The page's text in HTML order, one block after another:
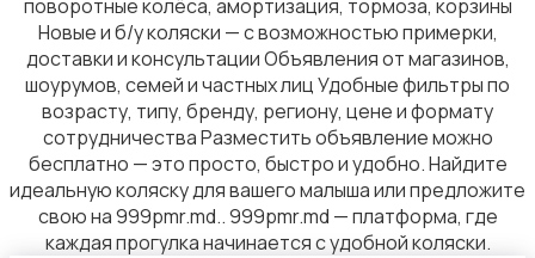
поворотные колёса, амортизация, тормоза, корзины
Новые и б/у коляски — с возможностью примерки,
доставки и консультации Объявления от магазинов,
шоурумов, семей и частных лиц Удобные фильтры по
возрасту, типу, бренду, региону, цене и формату
сотрудничества Разместить объявление можно
бесплатно — это просто, быстро и удобно. Найдите
идеальную коляску для вашего малыша или предложите
свою на 999pmr.md.. 999pmr.md — платформа, где
каждая прогулка начинается с удобной коляски.